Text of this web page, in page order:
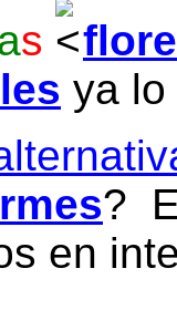
s
ya
?
en